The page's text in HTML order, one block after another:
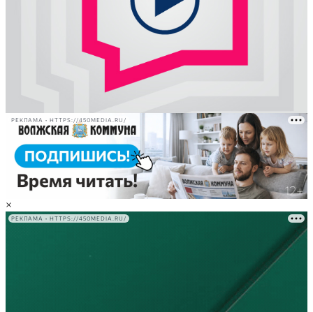
РЕКЛАМА • HTTPS://450MEDIA.RU/
×
РЕКЛАМА • HTTPS://450MEDIA.RU/